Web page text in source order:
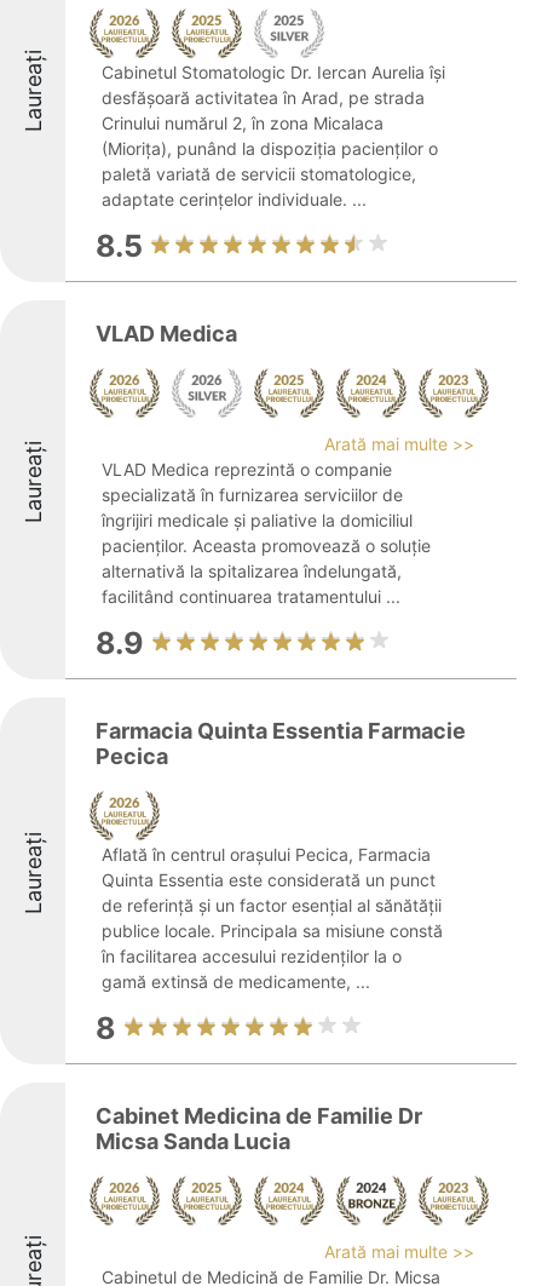
Laureați
Cabinetul Stomatologic Dr. Iercan Aurelia își
desfășoară activitatea în Arad, pe strada
Crinului numărul 2, în zona Micalaca
(Miorița), punând la dispoziția pacienților o
paletă variată de servicii stomatologice,
adaptate cerințelor individuale. ...
8.5
Laureați
VLAD Medica
Arată mai multe >>
VLAD Medica reprezintă o companie
specializată în furnizarea serviciilor de
îngrijiri medicale și paliative la domiciliul
pacienților. Aceasta promovează o soluție
alternativă la spitalizarea îndelungată,
facilitând continuarea tratamentului ...
8.9
Laureați
Farmacia Quinta Essentia Farmacie
Pecica
Aflată în centrul orașului Pecica, Farmacia
Quinta Essentia este considerată un punct
de referință și un factor esențial al sănătății
publice locale. Principala sa misiune constă
în facilitarea accesului rezidenților la o
gamă extinsă de medicamente, ...
8
Cabinet Medicina de Familie Dr
Micsa Sanda Lucia
Arată mai multe >>
Cabinetul de Medicină de Familie Dr. Micsa